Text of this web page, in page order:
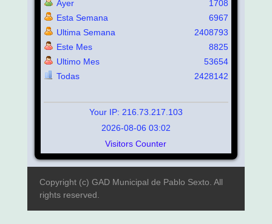
Ayer
Esta Semana
Ultima Semana
Este Mes
Ultimo Mes
Todas
1708
6967
2408793
8825
53654
2428142
Your IP: 216.73.217.103
2026-08-06 03:02
Visitors Counter
Copyright (c) GAD Municipal de Pablo Sexto. All
rights reserved.